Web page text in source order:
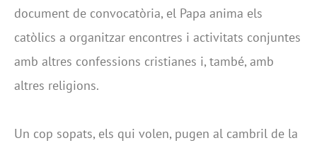
document de convocatòria, el Papa anima els
catòlics a organitzar encontres i activitats conjuntes
amb altres confessions cristianes i, també, amb
altres religions.
Un cop sopats, els qui volen, pugen al cambril de la